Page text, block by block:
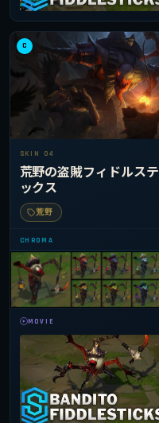
C
SKIN 04
荒野の盗賊フィドルス
ックス
荒野
CHROMA
MOVIE